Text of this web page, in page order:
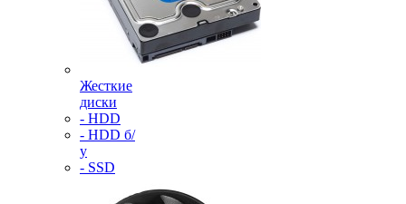
Жесткие
диски
- HDD
- HDD б/
у
- SSD